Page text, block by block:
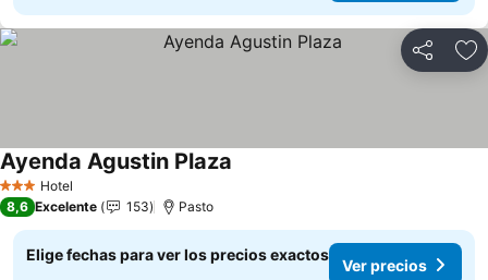
Compartir
3 Estrellas
Hotel
Ayenda Agustin Plaza
8,6 Excelente 153 Pasto
Elige fechas para ver los precios exactos
Ver precios